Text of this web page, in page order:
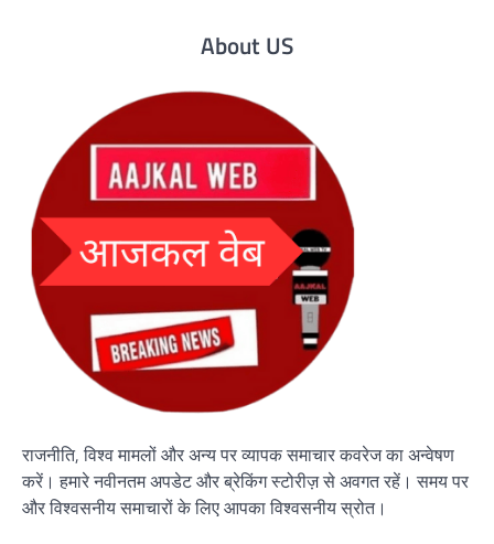
About US
राजनीति, विश्व मामलों और अन्य पर व्यापक समाचार कवरेज का अन्वेषण
करें। हमारे नवीनतम अपडेट और ब्रेकिंग स्टोरीज़ से अवगत रहें। समय पर
और विश्वसनीय समाचारों के लिए आपका विश्वसनीय स्रोत।